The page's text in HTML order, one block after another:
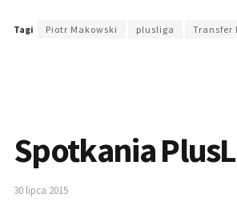
Tagi Piotr Makowski plusliga Transfer
Spotkania
30 lipca 2015